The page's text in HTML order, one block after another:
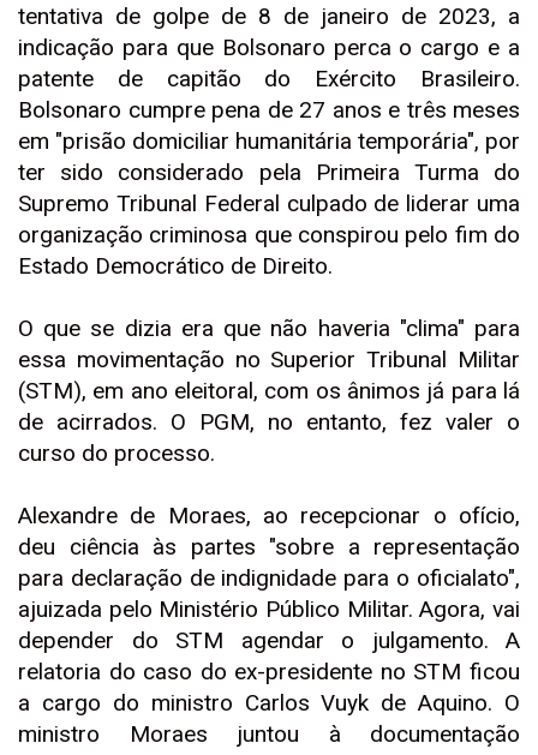
tentativa de golpe de 8 de janeiro de 2023, a
indicação para que Bolsonaro perca o cargo e a
patente de capitão do Exército Brasileiro.
Bolsonaro cumpre pena de 27 anos e três meses
em "prisão domiciliar humanitária temporária", por
ter sido considerado pela Primeira Turma do
Supremo Tribunal Federal culpado de liderar uma
organização criminosa que conspirou pelo fim do
Estado Democrático de Direito.
O que se dizia era que não haveria "clima" para
essa movimentação no Superior Tribunal Militar
(STM), em ano eleitoral, com os ânimos já para lá
de acirrados. O PGM, no entanto, fez valer o
curso do processo.
Alexandre de Moraes, ao recepcionar o ofício,
deu ciência às partes "sobre a representação
para declaração de indignidade para o oficialato",
ajuizada pelo Ministério Público Militar. Agora, vai
depender do STM agendar o julgamento. A
relatoria do caso do ex-presidente no STM ficou
a cargo do ministro Carlos Vuyk de Aquino. O
ministro Moraes juntou à documentação